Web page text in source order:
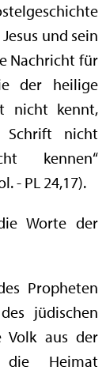
und sein
Nachricht für
der heilige
nicht kennt,
Schrift nicht
kennen“
- PL 24,17).
Worte der
Propheten
jüdischen
Volk aus der
die Heimat